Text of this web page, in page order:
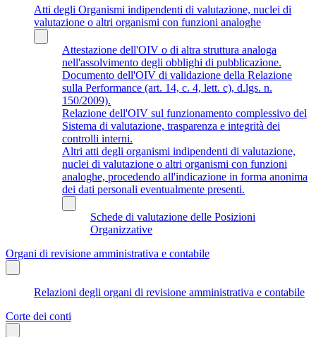
Atti degli Organismi indipendenti di valutazione, nuclei di
valutazione o altri organismi con funzioni analoghe
Attestazione dell'OIV o di altra struttura analoga
nell'assolvimento degli obblighi di pubblicazione.
Documento dell'OIV di validazione della Relazione
sulla Performance (art. 14, c. 4, lett. c), d.lgs. n.
150/2009).
Relazione dell'OIV sul funzionamento complessivo del
Sistema di valutazione, trasparenza e integrità dei
controlli interni.
Altri atti degli organismi indipendenti di valutazione,
nuclei di valutazione o altri organismi con funzioni
analoghe, procedendo all'indicazione in forma anonima
dei dati personali eventualmente presenti.
Schede di valutazione delle Posizioni
Organizzative
Organi di revisione amministrativa e contabile
Relazioni degli organi di revisione amministrativa e contabile
Corte dei conti